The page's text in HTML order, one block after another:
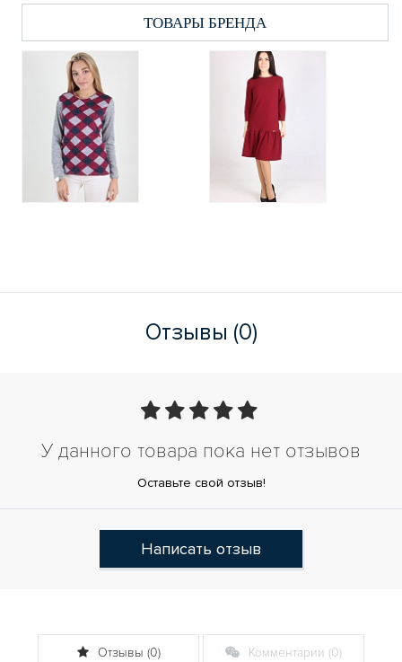
ТОВАРЫ БРЕНДА
Отзывы (0)
У данного товара пока нет отзывов
Оставьте свой отзыв!
Написать отзыв
Отзывы (0) Комментарии (0)